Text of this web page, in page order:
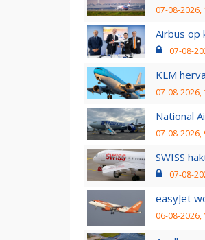
07-08-2026,
Airbus op
07-08-
KLM
07-08-2026,
National
07-08-2026,
SWISS
07-08-
easyJet
06-08-2026,